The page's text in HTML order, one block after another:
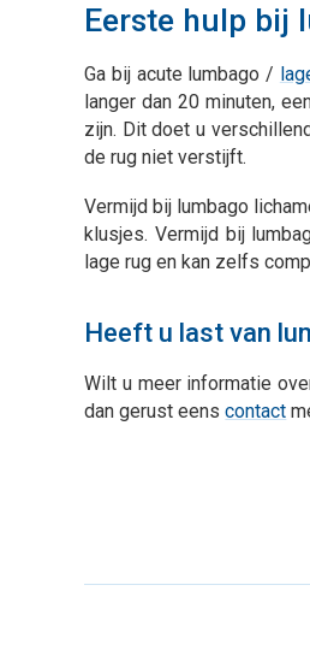
Eerste hulp bij
Ga bij acute lumbago /
langer dan 20 minuten,
zijn. Dit doet u
de rug niet verstijft.
Vermijd bij lumbago
klusjes. Vermijd bij
lage rug en kan zelfs
Heeft u last van
Wilt u meer informatie
dan gerust eenscontact